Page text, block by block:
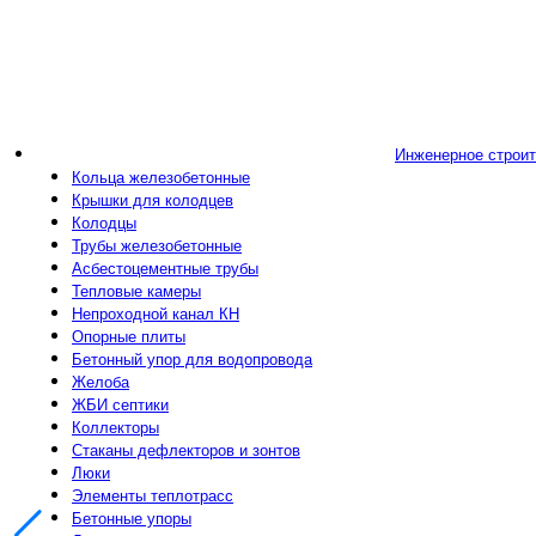
Инженерное
Кольца железобетонные
Крышки для колодцев
Колодцы
Трубы железобетонные
Асбестоцементные трубы
Тепловые камеры
Непроходной канал КН
Опорные плиты
Бетонный упор для водопровода
Желоба
ЖБИ септики
Коллекторы
Стаканы дефлекторов и зонтов
Люки
Элементы теплотрасс
Бетонные упоры